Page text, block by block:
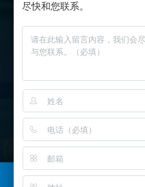
尽快和您联系。